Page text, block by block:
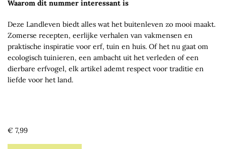
Regular
€ 7,99
Waarom dit nummer interessant is
Deze Landleven biedt alles wat het buitenleven zo mooi maakt.
Zomerse recepten, eerlijke verhalen van vakmensen en
praktische inspiratie voor erf, tuin en huis. Of het nu gaat om
ecologisch tuinieren, een ambacht uit het verleden of een
dierbare erfvogel, elk artikel ademt respect voor traditie en
liefde voor het land.